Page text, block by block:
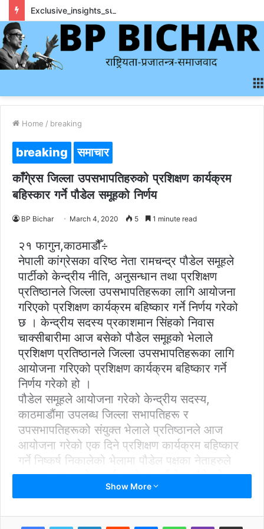
Home / breaking
breaking समाचार
काँगे्रस जिल्ला उपसभापतिहरुको प्रशिक्षण कार्यक्रम
बहिस्कार गर्ने पौडेल समूहको निर्णय
BP Bichar March 4, 2020 5 1 minute read
२१ फागुन,काठमाडौैँ÷
नेपाली कांग्रेसका वरिष्ठ नेता रामचन्द्र पौडेल समूहले
पार्टीको केन्द्रीय नीति, अनुसन्धान तथा प्रशिक्षण
प्रतिष्ठानले जिल्ला उपसभापतिहरूका लागि आयोजना
गरिएको प्रशिक्षण कार्यक्रम बहिष्कार गर्ने निर्णय गरेको
छ । केन्द्रीय सदस्य प्रकाशमान सिंहको निवास
चाक्सीबारीमा आज बसेको पौडेल समूहको भेलाले
प्रशिक्षण प्रतिष्ठानले जिल्ला उपसभापतिहरूका लागि
आयोजना गरिएको प्रशिक्षण कार्यक्रम बहिष्कार गर्ने
निर्णय गरेको हो ।
पौडेल समूहले आयोजना गरेको केन्द्रीय सदस्य,
काठमाडौंमा उपलब्ध जिल्ला सभापतिहरू र
उपसभापतिहरूको संयुक्त भेलाले प्रतिष्ठानले आज
आयोजना गरेको एक दिने प्रशिक्षण कार्यक्रम बहिष्कार
गर्ने निष्कर्ष निकालेको भेलामा पौडेल पक्षका नेताहरुले
बताएका छन् । भेलालाई सम्बोधन गर्दै नेता पौडेलले
महाधिवेशन भाँड्न सभापति शेरबहादुर देउवाले
Show More
LinkedInReddit MessengerWhatsAppViber Share via Email